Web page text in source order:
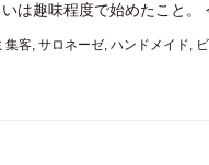
は趣味程度で始めたこと
集客 サロネーゼ ハンドメイド